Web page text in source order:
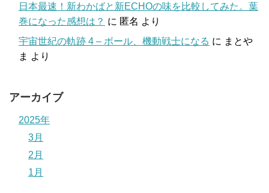
日本最速！新わかばと新ECHOの味を比較してみた。葉
巻になった感想は？ に 匿名 より
宇宙世紀の軌跡 4 – ボール、機動戦士になる に まとや
ま より
アーカイブ
2025年
3月
2月
1月